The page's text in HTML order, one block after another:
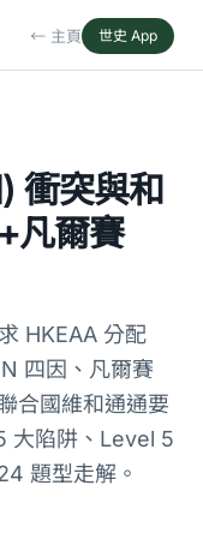
← 主頁 世史 App
衝突與和
凡爾賽
HKEAA 分配
四因、凡爾賽
合國維和通通要
大陷阱、Level 5
題型走解。